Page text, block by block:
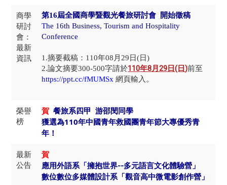
商學
研討
會：
最新
資訊
第16屆全國商學暨觀光餐旅研討會 開始徵稿
The 16th Business, Tourism and Hospitality
Conference
1.摘要截稿：110年08月29日(日)
2.論文摘要300-500字請於110年8月29 日(日)前至
https://ppt.cc/fMUMSx 網頁輸入。
榮譽
榜
賀餐旅系四甲 游邵閔同學
獲選為110年中國青年救國團青年節大專優秀青
年！
最新
公告
賀
應用外語系「擁抱世界--多元語言文化體驗營」
數位數位多媒體設計系「觀音高中微電影創作營」